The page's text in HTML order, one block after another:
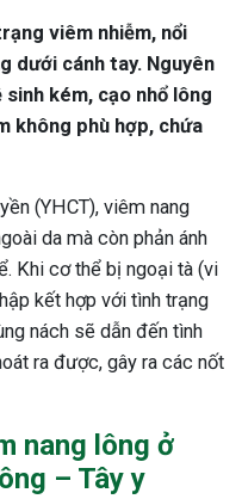
viêm nhiễm, nổi
dưới cánh tay. Nguyên
sinh kém, cạo nhổ lông
không phù hợp, chứa
(YHCT), viêm nang
da mà còn phản ánh
Khi cơ thể bị ngoại tà (vi
kết hợp với tình trạng
nách sẽ dẫn đến tình
ra được, gây ra các nốt
nang lông ở
– Tây y